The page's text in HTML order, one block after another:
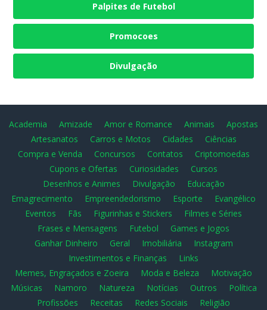
Palpites de Futebol
Promocoes
Divulgação
Academia Amizade Amor e Romance Animais
Apostas
Artesanatos
Carros e Motos Cidades
Ciências
Compra e Venda
Concursos Contatos
Criptomoedas
Cupons e Ofertas
Curiosidades
Cursos
Desenhos e Animes
Divulgação
Educação
Emagrecimento
Empreendedorismo Esporte
Evangélico
Eventos
Fãs Figurinhas e Stickers
Filmes e Séries
Frases e Mensagens
Futebol
Games e Jogos
Ganhar Dinheiro
Geral Imobiliária
Instagram
Investimentos e Finanças
Links
Memes, Engraçados e Zoeira
Moda e Beleza
Motivação
Músicas
Namoro Natureza Notícias Outros
Política
Profissões
Receitas Redes Sociais Religião